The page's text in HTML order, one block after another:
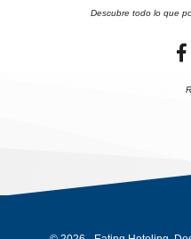
Descubre todo lo que